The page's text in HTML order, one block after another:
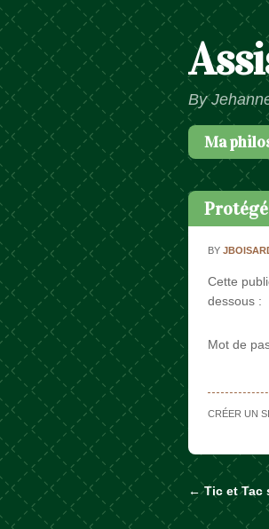
By
Menu
Passer au
Ma
BY
Cette
dessous :
Mot de
CRÉER UN
←Tic et Tac